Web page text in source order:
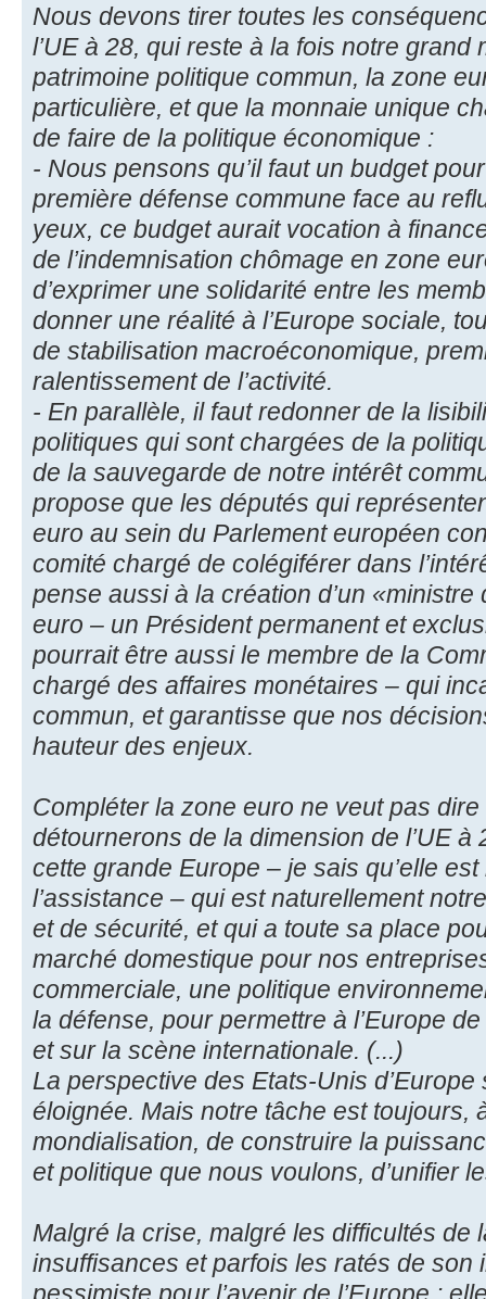
Nous devons tirer toutes les
l’UE à 28, qui reste à la fois notre
patrimoine politique commun, la zone
particulière, et que la monnaie unique
de faire de la politique économique :
- Nous pensons qu’il faut un budget
première défense commune face au
yeux, ce budget aurait vocation à
de l’indemnisation chômage en zone
d’exprimer une solidarité entre les
donner une réalité à l’Europe sociale,
de stabilisation macroéconomique,
ralentissement de l’activité.
- En parallèle, il faut redonner de la
politiques qui sont chargées de la
de la sauvegarde de notre intérêt
propose que les députés qui
euro au sein du Parlement européen
comité chargé de colégiférer dans
pense aussi à la création d’un
euro – un Président permanent et
pourrait être aussi le membre de la
chargé des affaires monétaires – qui
commun, et garantisse que nos
hauteur des enjeux.
Compléter la zone euro ne veut pas
détournerons de la dimension de l’UE à
cette grande Europe – je sais qu’elle
l’assistance – qui est naturellement
et de sécurité, et qui a toute sa place
marché domestique pour nos
commerciale, une politique
la défense, pour permettre à l’Europe
et sur la scène internationale. (...)
La perspective des Etats-Unis d’Europe
éloignée. Mais notre tâche est toujours,
mondialisation, de construire la
et politique que nous voulons, d’unifier
Malgré la crise, malgré les difficultés de
insuffisances et parfois les ratés de son
pessimiste pour l’avenir de l’Europe :